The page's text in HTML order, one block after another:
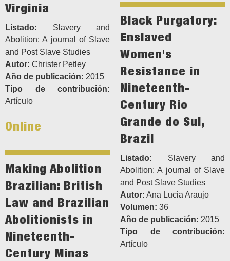
Virginia
Listado: Slavery and
Abolition: A journal of Slave
and Post Slave Studies
Autor: Christer Petley
Año de publicación: 2015
Tipo de contribución:
Artículo
Online
Black Purgatory:
Enslaved
Women's
Resistance in
Nineteenth-
Century Rio
Grande do Sul,
Brazil
Listado: Slavery and
Abolition: A journal of Slave
and Post Slave Studies
Autor: Ana Lucia Araujo
Volumen: 36
Año de publicación: 2015
Tipo de contribución:
Artículo
Making Abolition
Brazilian: British
Law and Brazilian
Abolitionists in
Nineteenth-
Century Minas